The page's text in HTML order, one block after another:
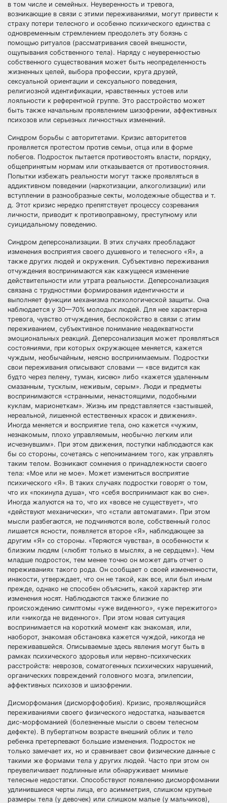
в том числе и семейных. Неуверенность и тревога,
возникающие в связи с этими переживаниями, могут привести к
страху потери телесного и особенно психического единства с
одновременным стремлением преодолеть эту боязнь с
помощью ритуалов (рассматривания своей внешности,
ощупывания собственного тела). Наряду с неуверенностью
собственного существования может быть неопределенность
жизненных целей, выбора профессии, круга друзей,
сексуальной ориентации и сексуального поведения,
религиозной идентификации, нравственных устоев или
лояльности к референтной группе. Это расстройство может
быть также начальным проявлением шизофрении, аффективных
психозов или серьезных личностных изменений.
Синдром борьбы с авторитетами. Кризис авторитетов
проявляется протестом против семьи, отца или в форме
побегов. Подросток пытается противостоять власти, порядку,
общепринятым нормам или отказывается от противостояния.
Попытки избежать реальности могут также проявляться в
аддиктивном поведении (наркотизации, алкоголизации) или
вступлении в разнообразные секты, молодежные общества и т.
д. Этот кризис нередко препятствует процессу созревания
личности, приводит к противоправному, преступному или
суицидальному поведению.
Синдром деперсонализации. В этих случаях преобладают
изменения восприятия своего душевного и телесного «Я», а
также других людей и окружения. Субъективно переживания
отчуждения воспринимаются как кажущееся изменение
действительности или утрата реальности. Деперсонализация
связана с трудностями формирования идентичности и
выполняет функции механизма психологической защиты. Она
наблюдается у 30—70% молодых людей. Для нее характерна
тревога, чувство отчуждения, беспокойство в связи с этим
переживанием, субъективное понимание неадекватности
эмоциональных реакций. Деперсонализация может проявляться
состояниями, при которых окружающее меняется, кажется
чуждым, необычайным, неясно воспринимаемым. Подростки
свои переживания описывают словами — «все видится как
будто через пелену, туман, кисею» либо «кажется удаленным
смазанным, тусклым, неживым, серым». Люди и предметы
воспринимаются «странными, ненастоящими, подобными
куклам, марионеткам». Жизнь им представляется «застывшей,
нереальной, лишенной естественных красок и движения».
Иногда меняется и восприятие тела, оно кажется «чужим,
незнакомым, плохо управляемым, необычно легким или
исчезнувшим». При этом движения, поступки наблюдаются как
бы со стороны, сочетаясь с непониманием того, как управлять
таким телом. Возникают сомнения о принадлежности своего
тела: «Мое или не мое». Может измениться восприятие
психического «Я». В таких случаях подростки говорят о том,
что их «покинула душа», что «себя воспринимают как во сне».
Иногда жалуются на то, что их «вовсе не существует», что
«действуют механически», что «стали автоматами». При этом
мысли разбегаются, не подчиняются воле, собственный голос
лишается ясности, появляется второе «Я», наблюдающее за
другим «Я» со стороны. «Теряются чувства», в особенности к
близким людям («любят только в мыслях, а не сердцем»). Чем
младше подросток, тем менее точно он может дать отчет о
переживаниях такого рода. Он сообщает о своей измененности,
инакости, утверждает, что он не такой, как все, или был иным
прежде, однако не способен объяснить, какой характер эти
изменения носят. Наблюдаются также близкие по
происхождению симптомы «уже виденного», «уже пережитого»
или «никогда не виденного». При этом новая ситуация
воспринимается на короткий момент как знакомая, или,
наоборот, знакомая обстановка кажется чуждой, никогда не
переживавшейся. Описываемые здесь явления могут быть в
рамках психического здоровья или нервно-психических
расстройств: неврозов, соматогенных психических нарушений,
органических повреждений головного мозга, эпилепсии,
аффективных психозов и шизофрении.
Дисморфомания (дисморфофобия). Кризис, проявляющийся
переживаниями своего физического недостатка, называется
дис-морфоманией (болезненные мысли о своем телесном
дефекте). В пубертатном возрасте внешний облик и тело
ребенка претерпевают большие изменения. Подросток не
только замечает их, но и сравнивает свои физические данные с
такими же формами тела у других людей. Часто при этом он
преувеличивает подлинные или обнаруживает мнимые
телесные недостатки. Способствуют появлению дисморфомании
удлинившиеся черты лица, его асимметрия, слишком крупные
размеры тела (у девочек) или слишком малые (у мальчиков),